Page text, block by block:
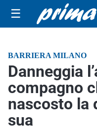
☰
BARRIERA MILANO
Danneggia
compagno
nascosto la
sua